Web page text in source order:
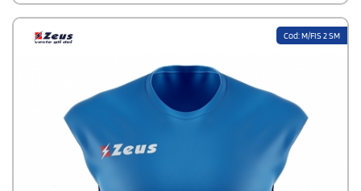
Cod: M/FIS 2 SM